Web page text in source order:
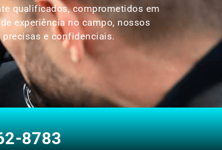
qualificados, comprometidos em
experiência no campo, nossos
e confidenciais.
8783